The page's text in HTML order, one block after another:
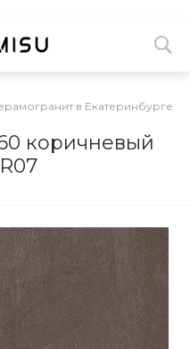
в Екатеринбурге
коричневый